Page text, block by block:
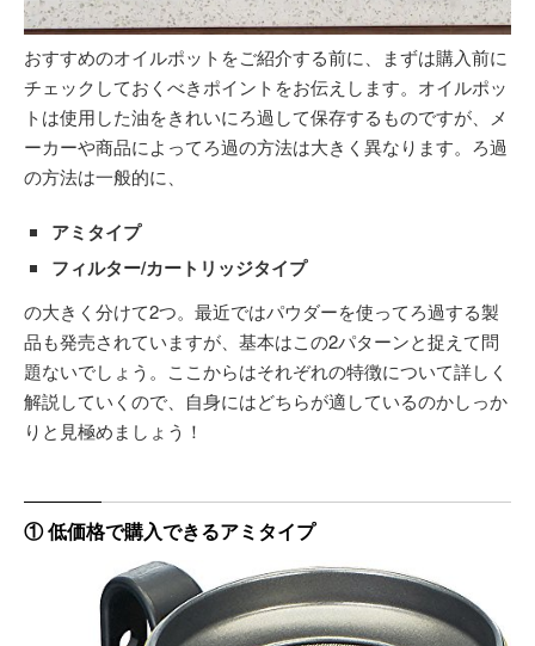
おすすめのオイルポットをご紹介する前に、まずは購入前に
チェックしておくべきポイントをお伝えします。オイルポッ
トは使用した油をきれいにろ過して保存するものですが、メ
ーカーや商品によってろ過の方法は大きく異なります。ろ過
の方法は一般的に、
アミタイプ
フィルター/カートリッジタイプ
の大きく分けて2つ。最近ではパウダーを使ってろ過する製
品も発売されていますが、基本はこの2パターンと捉えて問
題ないでしょう。ここからはそれぞれの特徴について詳しく
解説していくので、自身にはどちらが適しているのかしっか
りと見極めましょう！
① 低価格で購入できるアミタイプ